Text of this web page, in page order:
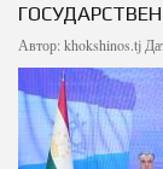
Автор: khokshinos.tj